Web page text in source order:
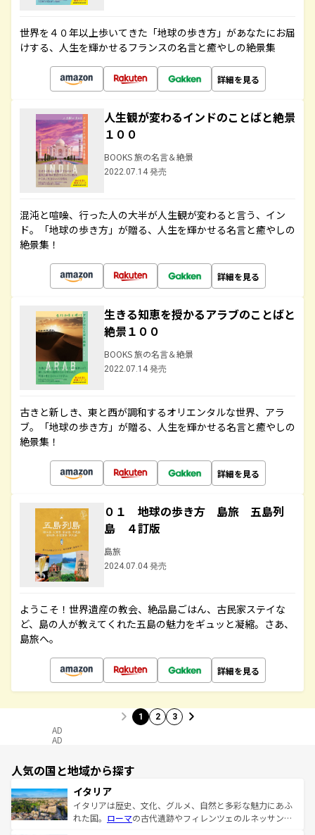
世界を４０年以上歩いてきた「地球の歩き方」があなたにお届
けする、人生を輝かせるフランスの名言と癒やしの絶景集
詳細を見る
人生観が変わるインドのことばと絶景
１００
BOOKS 旅の名言＆絶景
2022.07.14 発売
混沌と喧噪、行った人の大半が人生観が変わると言う、イン
ド。「地球の歩き方」が贈る、人生を輝かせる名言と癒やしの
絶景集！
詳細を見る
生きる知恵を授かるアラブのことばと
絶景１００
BOOKS 旅の名言＆絶景
2022.07.14 発売
古きと新しき、東と西が調和するオリエンタルな世界、アラ
ブ。「地球の歩き方」が贈る、人生を輝かせる名言と癒やしの
絶景集！
詳細を見る
０１ 地球の歩き方 島旅 五島列
島 ４訂版
島旅
2024.07.04 発売
ようこそ！世界遺産の教会、絶品島ごはん、古民家ステイな
ど、島の人が教えてくれた五島の魅力をギュッと凝縮。さあ、
島旅へ。
詳細を見る
1 2 3
AD
AD
人気の国と地域から探す
イタリア
イタリアは歴史、文化、グルメ、自然と多彩な魅力にあふ
れた国。 ローマの古代遺跡やフィレンツェのルネッサンス